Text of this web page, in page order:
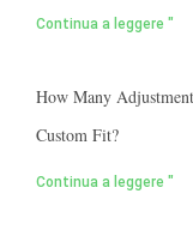
Continua a leggere "
How Many
Custom Fit?
Continua a leggere "